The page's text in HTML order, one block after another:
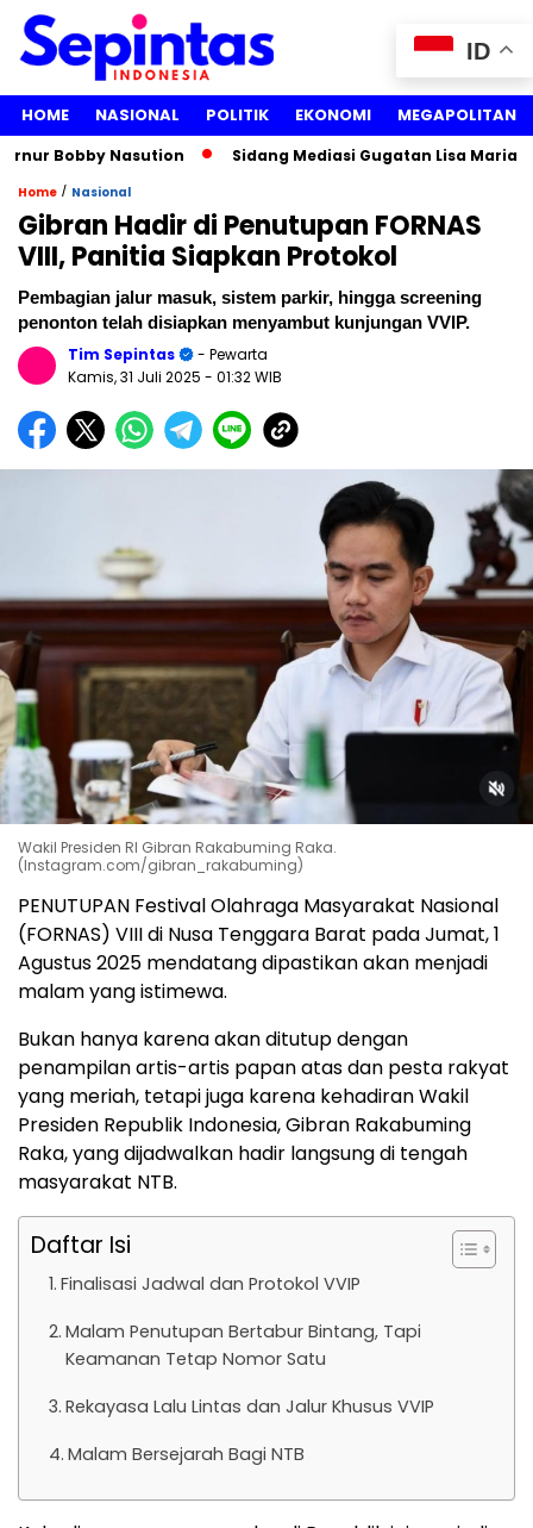
HOME NASIONAL POLITIK EKONOMI MEGAPOLITAN
Bobby Nasution Sidang Mediasi Gugatan Lisa Mariana vs
Home / Nasional
Gibran Hadir di Penutupan FORNAS
VIII, Panitia Siapkan Protokol
Pembagian jalur masuk, sistem parkir, hingga screening
penonton telah disiapkan menyambut kunjungan VVIP.
Tim Sepintas
- Pewarta
Kamis, 31 Juli 2025 - 01:32 WIB
Wakil Presiden RI Gibran Rakabuming Raka.
(Instagram.com/gibran_rakabuming)
PENUTUPAN Festival Olahraga Masyarakat Nasional
(FORNAS) VIII di Nusa Tenggara Barat pada Jumat, 1
Agustus 2025 mendatang dipastikan akan menjadi
malam yang istimewa.
Bukan hanya karena akan ditutup dengan
penampilan artis-artis papan atas dan pesta rakyat
yang meriah, tetapi juga karena kehadiran Wakil
Presiden Republik Indonesia, Gibran Rakabuming
Raka, yang dijadwalkan hadir langsung di tengah
masyarakat NTB.
Daftar Isi
Finalisasi Jadwal dan Protokol VVIP
Malam Penutupan Bertabur Bintang, Tapi
Keamanan Tetap Nomor Satu
Rekayasa Lalu Lintas dan Jalur Khusus VVIP
Malam Bersejarah Bagi NTB
ID